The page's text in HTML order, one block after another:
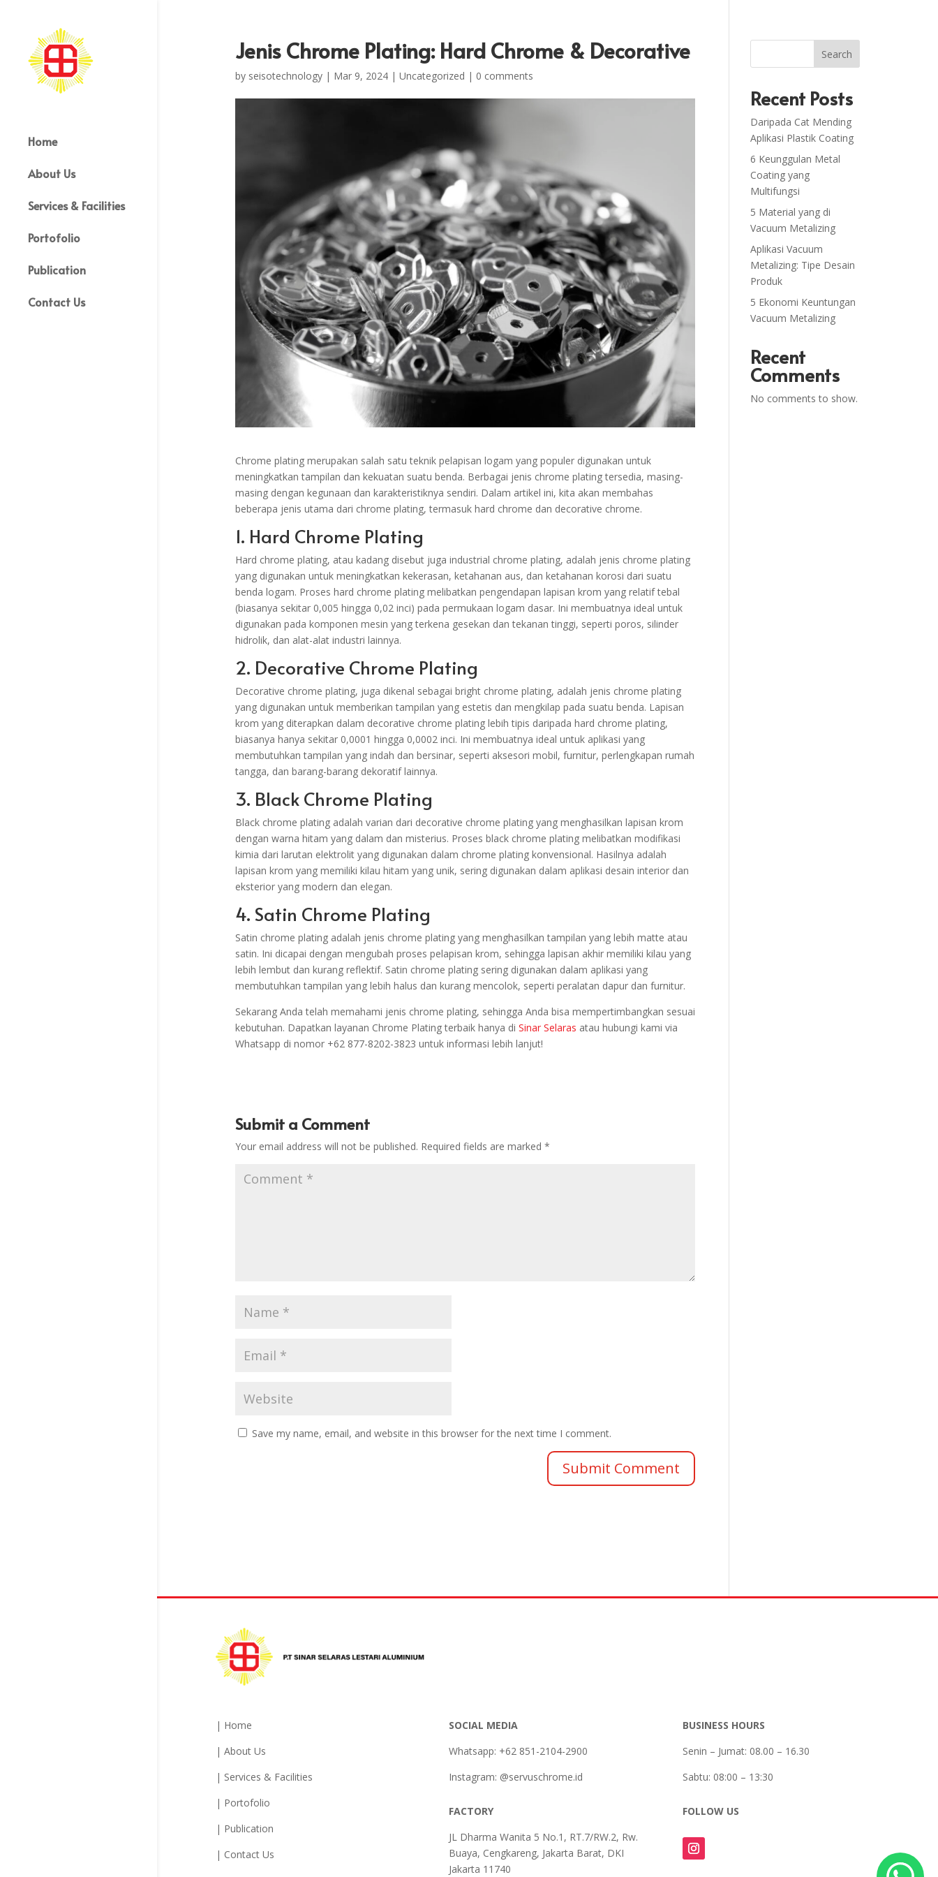
Home
About Us
Services & Facilities
Portofolio
Publication
Contact Us
Jenis Chrome Plating: Hard Chrome & Decorative
by seisotechnology| Mar 9, 2024| Uncategorized | 0 comments
Chrome plating merupakan salah satu teknik pelapisan logam yang populer digunakan untuk
meningkatkan tampilan dan kekuatan suatu benda. Berbagai jenis chrome plating tersedia, masing-
masing dengan kegunaan dan karakteristiknya sendiri. Dalam artikel ini, kita akan membahas
beberapa jenis utama dari chrome plating, termasuk hard chrome dan decorative chrome.
1. Hard Chrome Plating
Hard chrome plating, atau kadang disebut juga industrial chrome plating, adalah jenis chrome plating
yang digunakan untuk meningkatkan kekerasan, ketahanan aus, dan ketahanan korosi dari suatu
benda logam. Proses hard chrome plating melibatkan pengendapan lapisan krom yang relatif tebal
(biasanya sekitar 0,005 hingga 0,02 inci) pada permukaan logam dasar. Ini membuatnya ideal untuk
digunakan pada komponen mesin yang terkena gesekan dan tekanan tinggi, seperti poros, silinder
hidrolik, dan alat-alat industri lainnya.
2. Decorative Chrome Plating
Decorative chrome plating, juga dikenal sebagai bright chrome plating, adalah jenis chrome plating
yang digunakan untuk memberikan tampilan yang estetis dan mengkilap pada suatu benda. Lapisan
krom yang diterapkan dalam decorative chrome plating lebih tipis daripada hard chrome plating,
biasanya hanya sekitar 0,0001 hingga 0,0002 inci. Ini membuatnya ideal untuk aplikasi yang
membutuhkan tampilan yang indah dan bersinar, seperti aksesori mobil, furnitur, perlengkapan rumah
tangga, dan barang-barang dekoratif lainnya.
3. Black Chrome Plating
Black chrome plating adalah varian dari decorative chrome plating yang menghasilkan lapisan krom
dengan warna hitam yang dalam dan misterius. Proses black chrome plating melibatkan modifikasi
kimia dari larutan elektrolit yang digunakan dalam chrome plating konvensional. Hasilnya adalah
lapisan krom yang memiliki kilau hitam yang unik, sering digunakan dalam aplikasi desain interior dan
eksterior yang modern dan elegan.
4. Satin Chrome Plating
Satin chrome plating adalah jenis chrome plating yang menghasilkan tampilan yang lebih matte atau
satin. Ini dicapai dengan mengubah proses pelapisan krom, sehingga lapisan akhir memiliki kilau yang
lebih lembut dan kurang reflektif. Satin chrome plating sering digunakan dalam aplikasi yang
membutuhkan tampilan yang lebih halus dan kurang mencolok, seperti peralatan dapur dan furnitur.
Sekarang Anda telah memahami jenis chrome plating, sehingga Anda bisa mempertimbangkan sesuai
kebutuhan. Dapatkan layanan Chrome Plating terbaik hanya di Sinar Selaras atau hubungi kami via
Whatsapp di nomor +62 877-8202-3823 untuk informasi lebih lanjut!
Submit a Comment
Your email address will not be published. Required fields are marked *
Save my name, email, and website in this browser for the next time I comment.
Search
Recent Posts
Daripada Cat Mending
Aplikasi Plastik Coating
6 Keunggulan Metal
Coating yang
Multifungsi
5 Material yang di
Vacuum Metalizing
Aplikasi Vacuum
Metalizing: Tipe Desain
Produk
5 Ekonomi Keuntungan
Vacuum Metalizing
Recent
Comments
No comments to show.
| Home
| About Us
| Services & Facilities
| Portofolio
| Publication
| Contact Us
SOCIAL MEDIA
Whatsapp: +62 851-2104-2900
Instagram: @servuschrome.id
FACTORY
JL Dharma Wanita 5 No.1, RT.7/RW.2, Rw.
Buaya, Cengkareng, Jakarta Barat, DKI
Jakarta 11740
BUSINESS HOURS
Senin – Jumat: 08.00 – 16.30
Sabtu: 08:00 – 13:30
FOLLOW US